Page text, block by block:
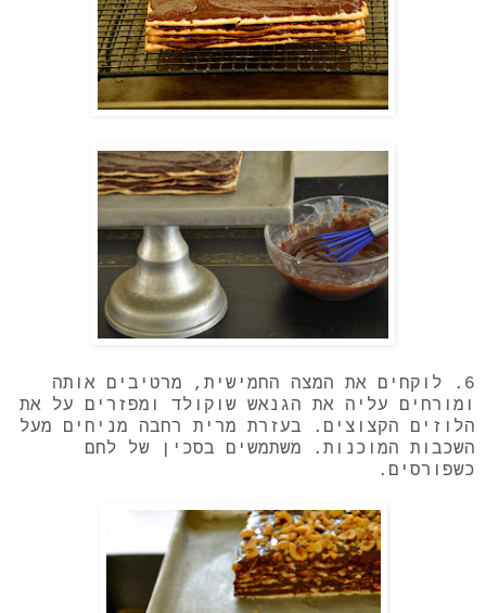
6. לוקחים את המצה החמישית, מרטיבים אותה
ומורחים עליה את הגנאש שוקולד ומפזרים על את
הלוזים הקצוצים. בעזרת מרית רחבה מניחים מעל
השכבות המוכנות. משתמשים בסכין של לחם
כשפורסים.